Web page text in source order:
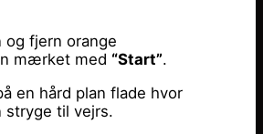
fjern orange
mærket med “Start”.
en hård plan flade hvor
stryge til vejrs.